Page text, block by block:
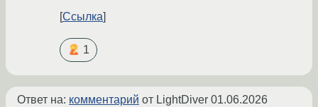
Ссылка
1
Ответ на: комментарий от LightDiver 01.06.2026